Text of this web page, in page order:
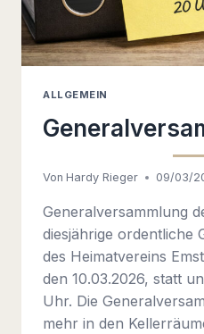
ALLGEMEIN
Von Hardy Rieger 09/03/
Generalversammlung
diesjährige ordentliche
des Heimatvereins
den 10.03.2026, statt
Uhr. Die
mehr in den